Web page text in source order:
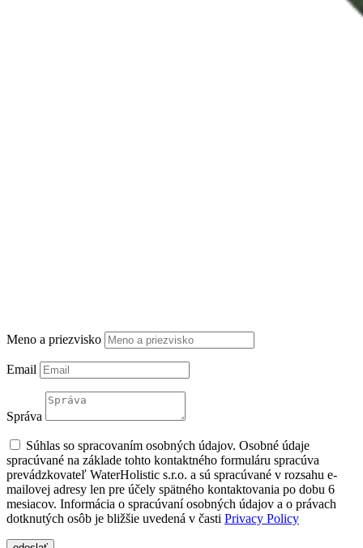
Meno a priezvisko
Email
Správa
Súhlas so spracovaním osobných údajov. Osobné údaje
spracúvané na základe tohto kontaktného formuláru spracúva
prevádzkovateľ WaterHolistic s.r.o. a sú spracúvané v rozsahu e-
mailovej adresy len pre účely spätného kontaktovania po dobu 6
mesiacov. Informácia o spracúvaní osobných údajov a o právach
dotknutých osôb je bližšie uvedená v časti Privacy Policy